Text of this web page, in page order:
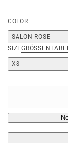
COLOR
SALON ROSE
SIZE
XS